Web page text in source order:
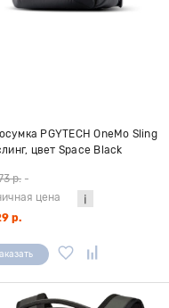
PGYTECH OneMo Sling
цвет Space Black
р. -
цена
р.